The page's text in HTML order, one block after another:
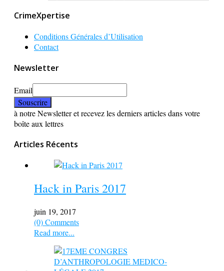
CrimeXpertise
Conditions Générales d’Utilisation
Contact
Newsletter
Email
à notre Newsletter et recevez les derniers articles dans votre
boîte aux lettres
Articles Récents
Hack in Paris 2017
juin 19, 2017
(0) Comments
Read more...